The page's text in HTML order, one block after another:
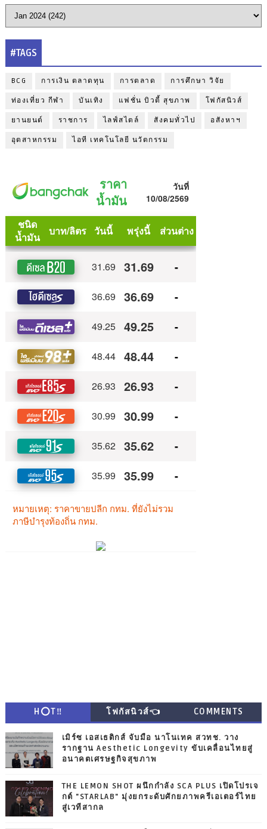
#TAGS
BCG การเงิน ตลาดทุน การตลาด การศึกษา วิจัย
ท่องเที่ยว กีฬา บันเทิง แฟชั่น บิวตี้ สุขภาพ โฟกัสนิวส์
ยานยนต์ ราชการ ไลฟ์สไตล์ สังคมทั่วไป อสังหาฯ
อุตสาหกรรม ไอที เทคโนโลยี นวัตกรรม
H⭕T‼ โฟกัสนิวส์👈 COMMENTS
เมิร์ซ เอสเธติกส์ จับมือ นาโนเทค สวทช. วาง
รากฐาน Aesthetic Longevity ขับเคลื่อนไทยสู่
อนาคตเศรษฐกิจสุขภาพ
THE LEMON SHOT ผนึกกำลัง SCA PLUS เปิดโปรเจ
กต์ "STARLAB" มุ่งยกระดับศักยภาพครีเอเตอร์ไทย
สู่เวทีสากล